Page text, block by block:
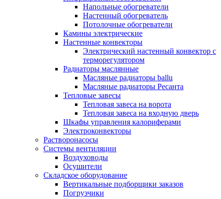
Напольные обогреватели
Настенный обогреватель
Потолочные обогреватели
Камины электрические
Настенные конвекторы
Электрический настенный конвектор с
терморегулятором
Радиаторы маслянные
Масляные радиаторы ballu
Масляные радиаторы Ресанта
Тепловые завесы
Тепловая завеса на ворота
Тепловая завеса на входную дверь
Шкафы управления калориферами
Электроконвекторы
Растворонасосы
Системы вентиляции
Воздуховоды
Осушители
Складское оборудование
Вертикальные подборщики заказов
Погрузчики